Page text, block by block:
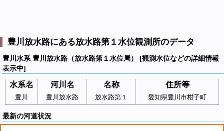
豊川放水路にある放水路第１水位観測所のデータ
豊川水系 豊川放水路（放水路第１水位局） [観測水位などの詳細情報
表示中]
水系名 河川名 名称 住所等
豊川 豊川放水路 放水路第１ 愛知県豊川市柑子町
最新の河道状況